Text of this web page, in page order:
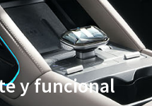
y funcional